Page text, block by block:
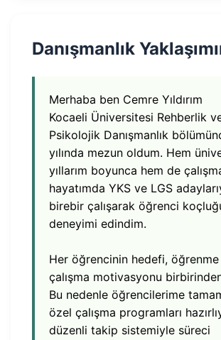
Danışmanlık
Merhaba ben Cemre Yıldırım
Kocaeli Üniversitesi Rehberlik
Psikolojik Danışmanlık
yılında mezun oldum. Hem
yıllarım boyunca hem de
hayatımda YKS ve LGS
birebir çalışarak öğrenci
deneyimi edindim.
Her öğrencinin hedefi,
çalışma motivasyonu
Bu nedenle öğrencilerime
özel çalışma programları
düzenli takip sistemiyle süreci